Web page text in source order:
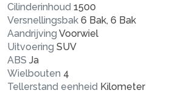
Cilinderinhoud 1500
Versnellingsbak 6 Bak, 6 Bak
Aandrijving Voorwiel
Uitvoering SUV
ABS Ja
Wielbouten 4
Tellerstand eenheid Kilometer